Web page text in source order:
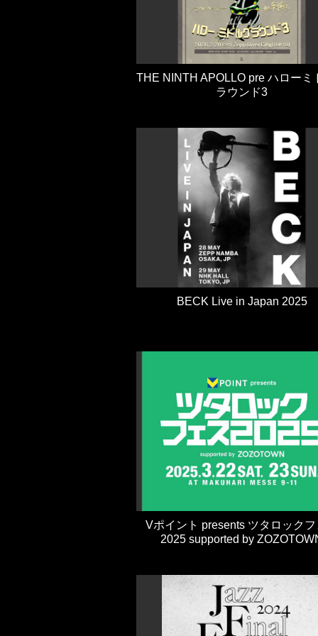
THE NINTH APOLLO pre ハローミ
ラウンド3
BECK Live in Japan 2025
Vポイント presents ツタロック
2025 supported by